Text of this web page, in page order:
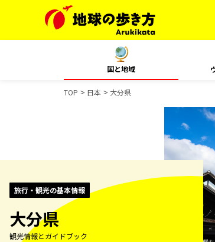
国と地域
TOP 日本 大分県
旅行・観光の基本情報
大分県
観光情報とガイドブック